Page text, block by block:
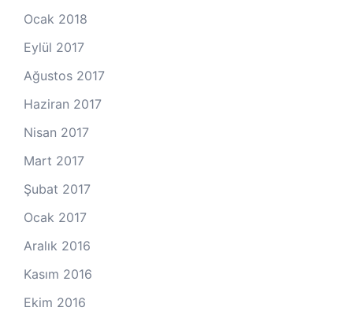
Ocak 2018
Eylül 2017
Ağustos 2017
Haziran 2017
Nisan 2017
Mart 2017
Şubat 2017
Ocak 2017
Aralık 2016
Kasım 2016
Ekim 2016